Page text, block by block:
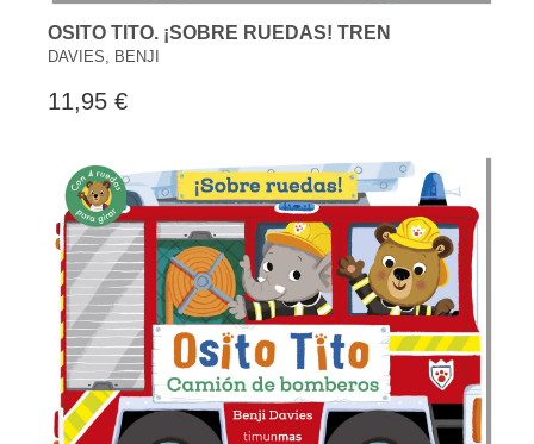
OSITO TITO. ¡SOBRE RUEDAS! TREN
DAVIES, BENJI
11,95 €